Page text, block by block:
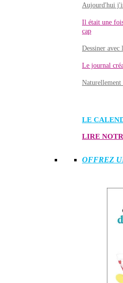
Aujourd'hui
Il était une
cap
Dessiner avec
Le journal
LE
LIRE
OFFREZ